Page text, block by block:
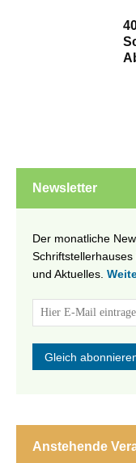
Newsletter
Der monatliche
und Aktuelles.
Anstehende